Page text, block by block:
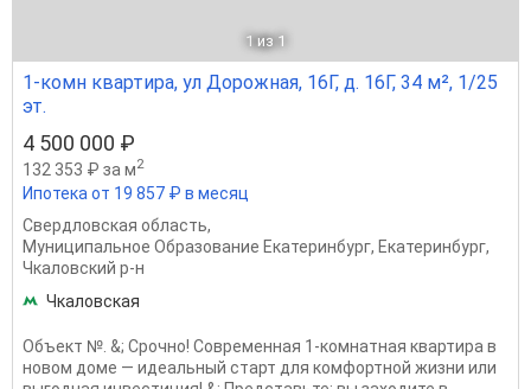
1 из 1
1-комн квартира, ул Дорожная, 16Г, д. 16Г, 34 м², 1/25
эт.
4 500 000 ₽
132 353 ₽ за м2
Ипотека от 19 857 ₽ в месяц
Свердловская область,
Муниципальное Образование Екатеринбург, Екатеринбург,
Чкаловский р-н
Чкаловская
Объект №. &; Срочно! Современная 1‑комнатная квартира в
новом доме — идеальный старт для комфортной жизни или